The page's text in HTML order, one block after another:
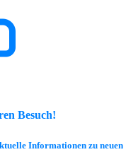
Besuch!
Informationen zu neuen